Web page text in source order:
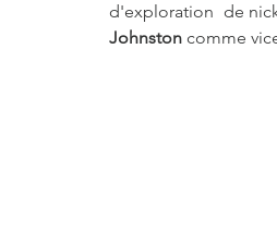
d'exploration  de
Johnston comme